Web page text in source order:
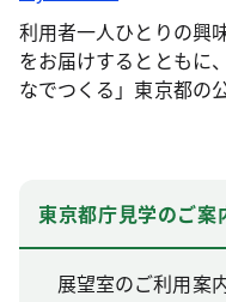
利用者一人ひとりの興
をお届けするとともに
なでつくる」東京都の
東京都庁見学のご案
展望室のご利用案